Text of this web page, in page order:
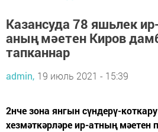
Казансуда 78 яшьлек
аның мәетен Киров
тапканнар
admin, 19 июль 2021 - 15:39
2нче зона янгын сүндерү-
хезмәткәрләре ир-атның мәетен